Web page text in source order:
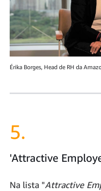
Érika Borges, Head de RH da
5.
'Attractive
Na lista "Attractive